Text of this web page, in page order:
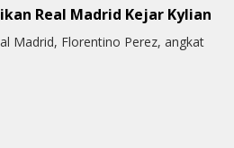
Real Madrid Kejar Kylian
Madrid, Florentino Perez, angkat